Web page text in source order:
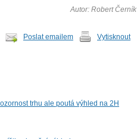
Autor: Robert Černík
Poslat emailem Vytisknout
trhu ale poutá výhled na 2H